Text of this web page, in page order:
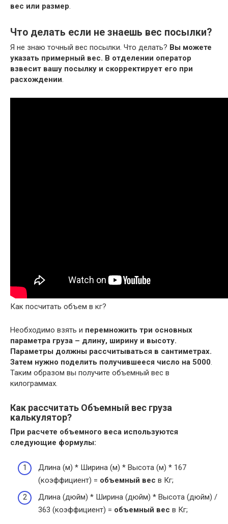
вес или размер.
Что делать если не знаешь вес посылки?
Я не знаю точный вес посылки. Что делать? Вы можете
указать примерный вес. В отделении оператор
взвесит вашу посылку и скорректирует его при
расхождении.
Как посчитать объем в кг?
Необходимо взять и перемножить три основных
параметра груза – длину, ширину и высоту.
Параметры должны рассчитываться в сантиметрах.
Затем нужно поделить получившееся число на 5000.
Таким образом вы получите объемный вес в
килограммах.
Как рассчитать Объемный вес груза
калькулятор?
При расчете объемного веса используются
следующие формулы:
Длина (м) * Ширина (м) * Высота (м) * 167
(коэффициент) = объемный вес в Кг;
Длина (дюйм) * Ширина (дюйм) * Высота (дюйм) /
363 (коэффициент) = объемный вес в Кг;